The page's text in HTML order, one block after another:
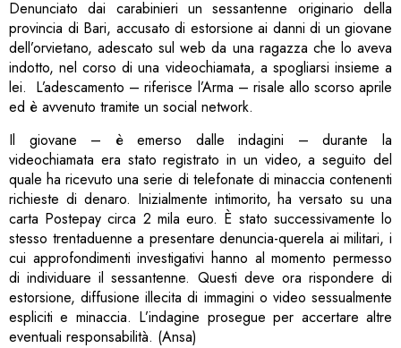
Denunciato dai carabinieri un sessantenne originario della
provincia di Bari, accusato di estorsione ai danni di un giovane
dell’orvietano, adescato sul web da una ragazza che lo aveva
indotto, nel corso di una videochiamata, a spogliarsi insieme a
lei. L’adescamento – riferisce l’Arma – risale allo scorso aprile
ed è avvenuto tramite un social network.
Il giovane – è emerso dalle indagini – durante la
videochiamata era stato registrato in un video, a seguito del
quale ha ricevuto una serie di telefonate di minaccia contenenti
richieste di denaro. Inizialmente intimorito, ha versato su una
carta Postepay circa 2 mila euro. È stato successivamente lo
stesso trentaduenne a presentare denuncia-querela ai militari, i
cui approfondimenti investigativi hanno al momento permesso
di individuare il sessantenne. Questi deve ora rispondere di
estorsione, diffusione illecita di immagini o video sessualmente
espliciti e minaccia. L’indagine prosegue per accertare altre
eventuali responsabilità. (Ansa)